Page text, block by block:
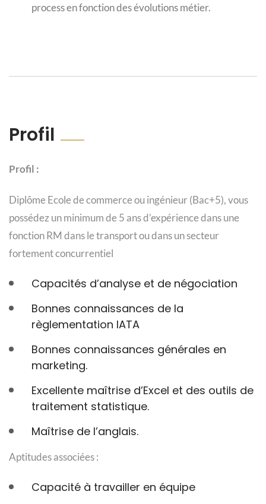
process en fonction des évolutions métier.
Profil
Profil :
Diplôme Ecole de commerce ou ingénieur (Bac+5), vous
possédez un minimum de 5 ans d’expérience dans une
fonction RM dans le transport ou dans un secteur
fortement concurrentiel
Capacités d’analyse et de négociation
Bonnes connaissances de la
règlementation IATA
Bonnes connaissances générales en
marketing.
Excellente maîtrise d’Excel et des outils de
traitement statistique.
Maîtrise de l’anglais.
Aptitudes associées :
Capacité à travailler en équipe